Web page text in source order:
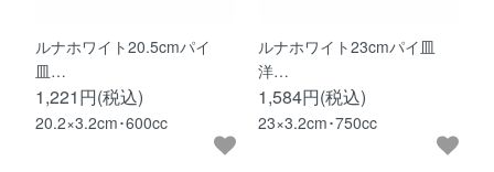
ルナホワイト20.5cmパイ
皿…
1,221円(税込)
20.2×3.2cm･600cc
ルナホワイト23cmパイ皿
洋…
1,584円(税込)
23×3.2cm･750cc